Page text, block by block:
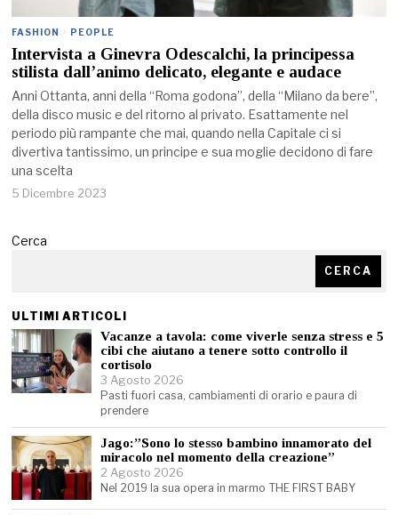
FASHION · PEOPLE
Intervista a Ginevra Odescalchi, la principessa
stilista dall’animo delicato, elegante e audace
Anni Ottanta, anni della “Roma godona”, della “Milano da bere”,
della disco music e del ritorno al privato. Esattamente nel
periodo più rampante che mai, quando nella Capitale ci si
divertiva tantissimo, un principe e sua moglie decidono di fare
una scelta
5 Dicembre 2023
Cerca
CERCA
ULTIMI ARTICOLI
Vacanze a tavola: come viverle senza stress e 5
cibi che aiutano a tenere sotto controllo il
cortisolo
3 Agosto 2026
Pasti fuori casa, cambiamenti di orario e paura di
prendere
Jago:”Sono lo stesso bambino innamorato del
miracolo nel momento della creazione”
2 Agosto 2026
Nel 2019 la sua opera in marmo THE FIRST BABY